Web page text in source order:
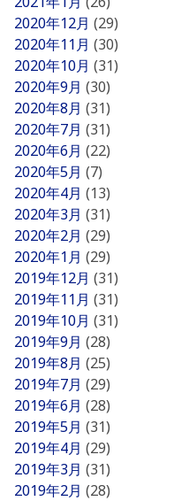
2020年12月 (29)
2020年11月 (30)
2020年10月 (31)
2020年9月 (30)
2020年8月 (31)
2020年7月 (31)
2020年6月 (22)
2020年5月 (7)
2020年4月 (13)
2020年3月 (31)
2020年2月 (29)
2020年1月 (29)
2019年12月 (31)
2019年11月 (31)
2019年10月 (31)
2019年9月 (28)
2019年8月 (25)
2019年7月 (29)
2019年6月 (28)
2019年5月 (31)
2019年4月 (29)
2019年3月 (31)
2019年2月 (28)